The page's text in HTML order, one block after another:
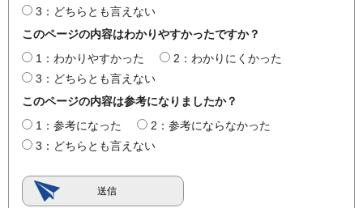
3：どちらとも言えない
このページの内容はわかりやすかったですか？
1：わかりやすかった
2：わかりにくかった
3：どちらとも言えない
このページの内容は参考になりましたか？
1：参考になった
2：参考にならなかった
3：どちらとも言えない